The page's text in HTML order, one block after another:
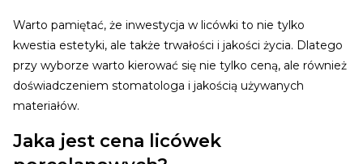
Warto pamiętać, że inwestycja w licówki to nie tylko
kwestia estetyki, ale także trwałości i jakości życia. Dlatego
przy wyborze warto kierować się nie tylko ceną, ale również
doświadczeniem stomatologa i jakością używanych
materiałów.
Jaka jest cena licówek